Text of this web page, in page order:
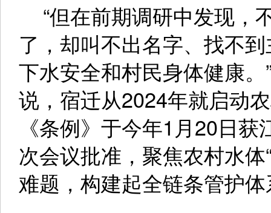
“但在前期调研中发现，
了，却叫不出名字、找不
下水安全和村民身体健康
说，宿迁从2024年就启动
《条例》于今年1月20日
次会议批准，聚焦农村水
难题，构建起全链条管护